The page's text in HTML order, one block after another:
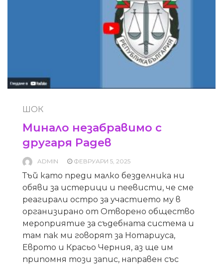
ШОК
Минало незабравимо с
другаря Радев
ADMIN ФЕВРУАРИ 5, 2025
Тъй като преди малко безделника ни
обяви за истерици и пеевисти, че сме
реагирали остро за участието му в
организирано от Отворено общество
мероприятие за съдебната система и
там пак ми говорят за Нотариуса,
Еврото и Красьо Черния, аз ще им
припомня този запис, направен със